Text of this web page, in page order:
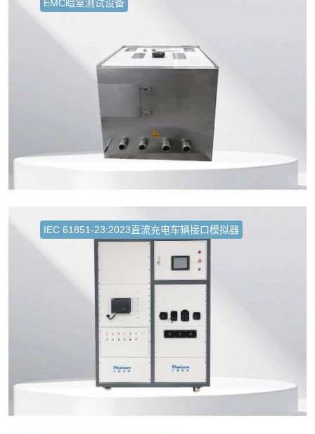
EMC暗室测试设备
IEC 61851-23:2023直流充电车辆接口模拟器